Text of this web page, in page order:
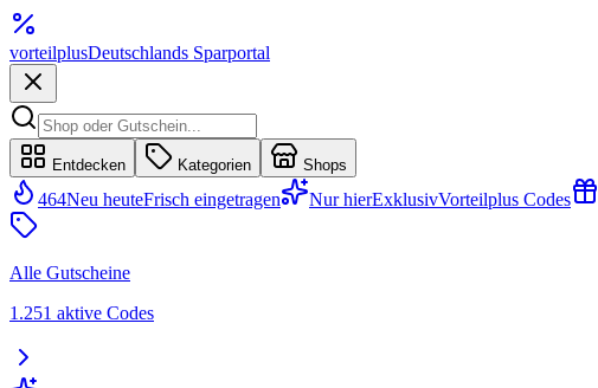
vorteilplusDeutschlands Sparportal
Entdecken Kategorien Shops
464Neu heuteFrisch eingetragen Nur hierExklusivVorteilplus Codes
Alle Gutscheine
1.251 aktive Codes